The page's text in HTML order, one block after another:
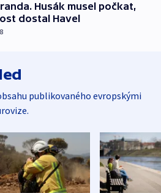
Husák musel počkat,
dostal Havel
publikovaného evropskými